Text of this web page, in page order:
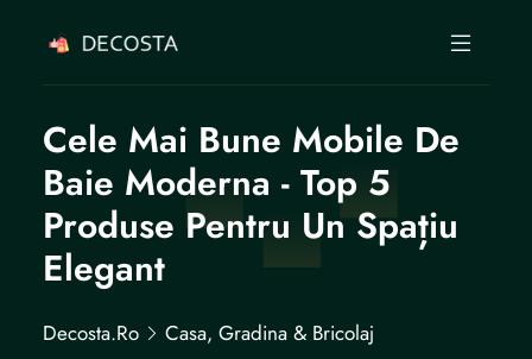
Cele Mai Bune Mobile De
Baie Moderna - Top 5
Produse Pentru Un Spațiu
Elegant
Decosta.ro Casa, Gradina & Bricolaj